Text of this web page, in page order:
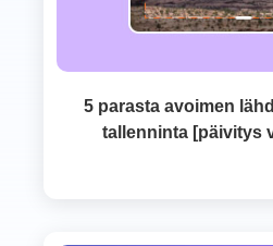
5 parasta avoimen
tallenninta [päivitys